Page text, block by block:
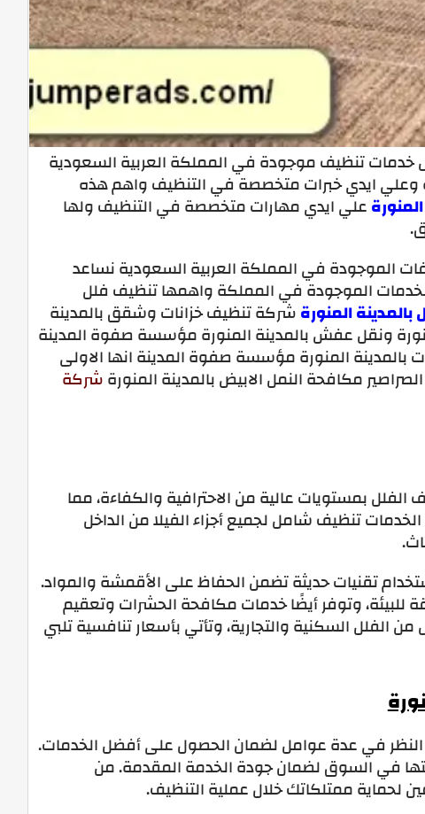
خدمات تنظيف موجودة في المملكة العربية السعودية
وعلي ايدي خبرات متخصصة في التنظيف واهم هذه
علي ايدي مهارات متخصصة في التنظيف ولها
الموجودة في المملكة العربية السعودية نساعد
الموجودة في المملكة واهمها تنظيف فلل
المنورةشركة تنظيف خزانات وشقق بالمدينة
ونقل عفش بالمدينة المنورة مؤسسة صفوة المدينة
المنورة مؤسسة صفوة المدينة انها الاولى
مكافحة النمل الابيض بالمدينة المنورةشركة
بمستويات عالية من الاحترافية والكفاءة، مما
تنظيف شامل لجميع أجزاء الفيلا من الداخل
تقنيات حديثة تضمن الحفاظ على الأقمشة والمواد.
وتوفر أيضًا خدمات مكافحة الحشرات وتعقيم
السكنية والتجارية، وتأتي بأسعار تنافسية تلبي
النظر في عدة عوامل لضمان الحصول على أفضل الخدمات.
في السوق لضمان جودة الخدمة المقدمة. من
لحماية ممتلكاتك خلال عملية التنظيف.